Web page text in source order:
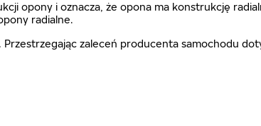
opony i oznacza, że opona ma konstrukcję
radialne.
Przestrzegając zaleceń producenta samochodu